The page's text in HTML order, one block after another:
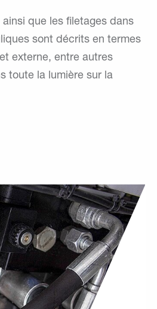
que les filetages dans
sont décrits en termes
externe, entre autres
toute la lumière sur la